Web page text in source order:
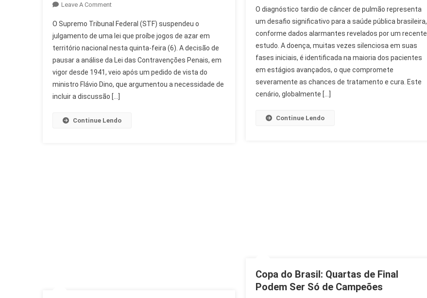
Leave A CommentOn
Suspende
Análise
De
Lei
Sobre
Jogos
De
O Supremo Tribunal Federal (STF) suspendeu o
julgamento de uma lei que proíbe jogos de azar em
território nacional nesta quinta-feira (6). A decisão de
pausar a análise da Lei das Contravenções Penais, em
vigor desde 1941, veio após um pedido de vista do
ministro Flávio Dino, que argumentou a necessidade de
incluir a discussão […]
Continue Lendo
Tardio
De
Câncer
De
Pulmão
Preocupa
No
Brasil
O diagnóstico tardio de câncer de pulmão representa
um desafio significativo para a saúde pública brasileira,
conforme dados alarmantes revelados por um recente
estudo. A doença, muitas vezes silenciosa em suas
fases iniciais, é identificada na maioria dos pacientes
em estágios avançados, o que compromete
severamente as chances de tratamento e cura. Este
cenário, globalmente […]
Continue Lendo
Copa do Brasil: Quartas de Final
Podem Ser Só de Campeões